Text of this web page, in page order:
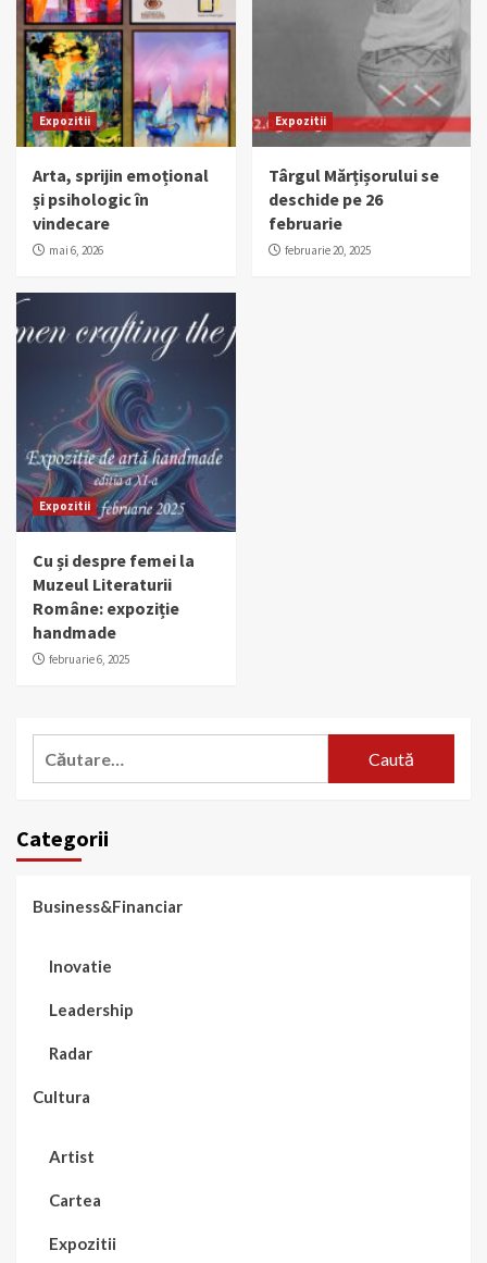
Expozitii
Arta, sprijin emoțional
și psihologic în
vindecare
mai 6, 2026
Expozitii
Târgul Mărțișorului se
deschide pe 26
februarie
februarie 20, 2025
Expozitii
Cu și despre femei la
Muzeul Literaturii
Române: expoziție
handmade
februarie 6, 2025
Categorii
Business&Financiar
Inovatie
Leadership
Radar
Cultura
Artist
Cartea
Expozitii